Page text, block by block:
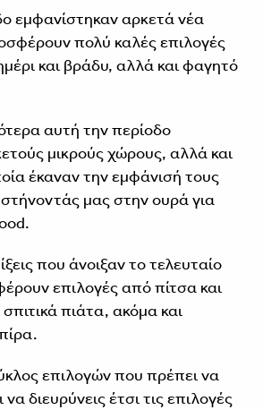
εμφανίστηκαν αρκετά νέα
πολύ καλές επιλογές
και βράδυ, αλλά και φαγητό
αυτή την περίοδο
μικρούς χώρους, αλλά και
έκαναν την εμφάνισή τους
μας στην ουρά για
που άνοιξαν το τελευταίο
επιλογές από πίτσα και
πιάτα, ακόμα και
επιλογών που πρέπει να
διευρύνεις έτσι τις επιλογές